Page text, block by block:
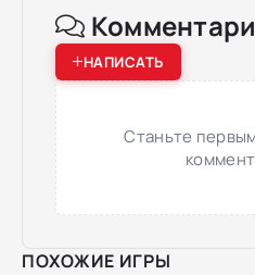
НАПИСАТЬ
Станьте
ПОХОЖИЕ ИГРЫ